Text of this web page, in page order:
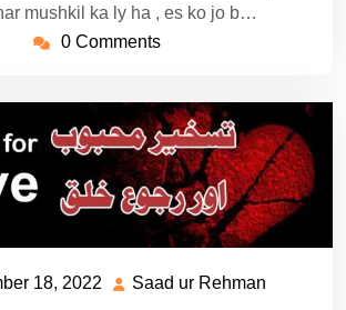
mushkil ka ly ha , es ko jo b…
0 Comments
18, 2022 November
Saad ur Rehman